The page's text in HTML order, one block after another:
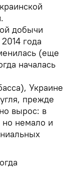
добычи
года
(еще
началась
Украине
прежде
вырос: в
но немало и